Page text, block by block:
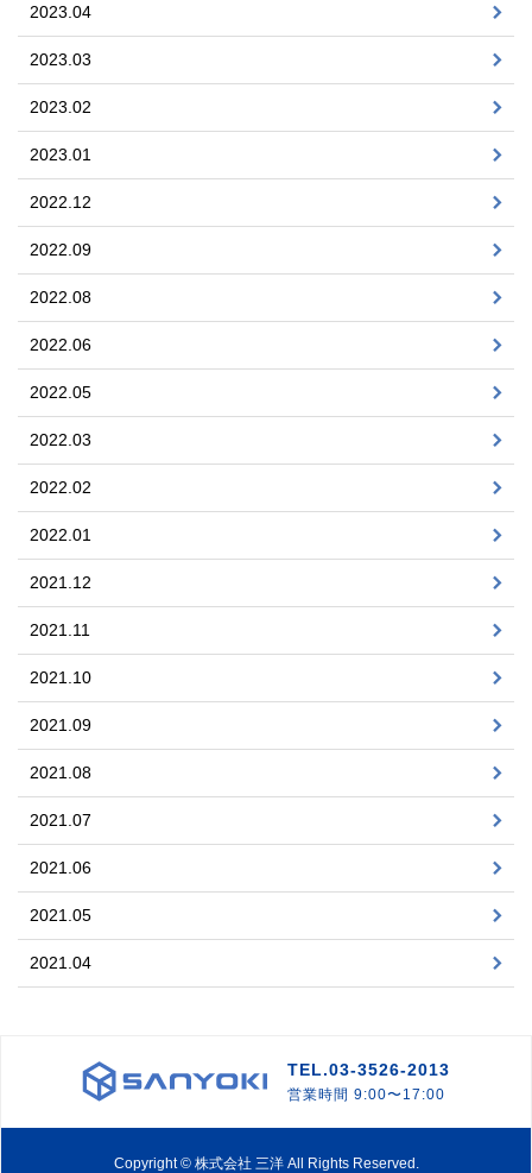
2023.04
2023.03
2023.02
2023.01
2022.12
2022.09
2022.08
2022.06
2022.05
2022.03
2022.02
2022.01
2021.12
2021.11
2021.10
2021.09
2021.08
2021.07
2021.06
2021.05
2021.04
TEL.03-3526-2013
営業時間 9:00〜17:00
Copyright © 株式会社 三洋 All Rights Reserved.